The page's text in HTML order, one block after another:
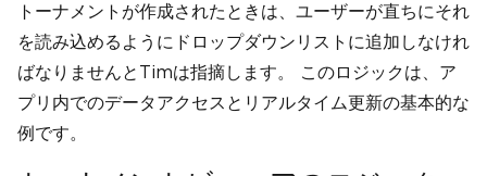
トーナメントが作成されたときは、ユーザーが直ちにそれ
を読み込めるようにドロップダウンリストに追加しなけれ
ばなりませんとTimは指摘します。 このロジックは、ア
プリ内でのデータアクセスとリアルタイム更新の基本的な
例です。